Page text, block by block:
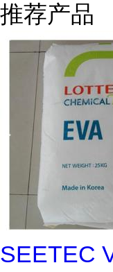
推荐产品
SEETEC